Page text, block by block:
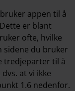
appen til å
er blant
ofte, hvilke
sidene du bruker
tredjeparter til å
at vi ikke
1.6 nedenfor.